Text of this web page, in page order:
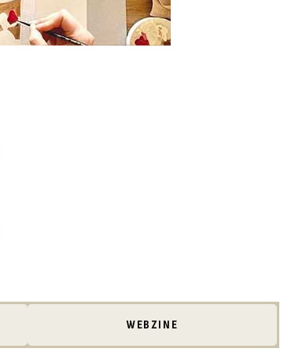
WEBZINE